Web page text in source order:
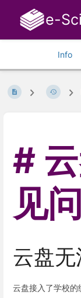
e-
Info
见
云盘
云盘接入了学校的